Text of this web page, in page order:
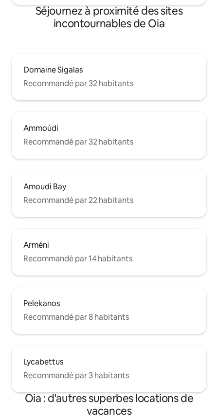
Séjournez à proximité des sites
incontournables de Oia
Domaine Sigalas
Recommandé par 32 habitants
Ammoúdi
Recommandé par 32 habitants
Amoudi Bay
Recommandé par 22 habitants
Arméni
Recommandé par 14 habitants
Pelekanos
Recommandé par 8 habitants
Lycabettus
Recommandé par 3 habitants
Oia : d'autres superbes locations de
vacances